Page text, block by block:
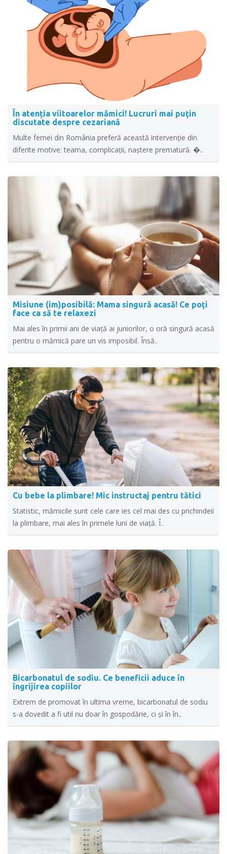
În atenția viitoarelor mămici! Lucruri mai puțin
discutate despre cezariană
Multe femei din România preferă această intervenție din
diferite motive: teama, complicații, naștere prematură. �..
Misiune (im)posibilă: Mama singură acasă! Ce poți
face ca să te relaxezi
Mai ales în primii ani de viață ai juniorilor, o oră singură acasă
pentru o mămică pare un vis imposibil. Însă..
Cu bebe la plimbare! Mic instructaj pentru tătici
Statistic, mămicile sunt cele care ies cel mai des cu prichindeii
la plimbare, mai ales în primele luni de viață. Î..
Bicarbonatul de sodiu. Ce beneficii aduce în
îngrijirea copiilor
Extrem de promovat în ultima vreme, bicarbonatul de sodiu
s-a dovedit a fi util nu doar în gospodărie, ci și în în..